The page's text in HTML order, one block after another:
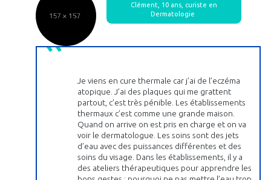
Clément, 10 ans, curiste en
Dermatologie
Je viens en cure thermale car j’ai de l’eczéma
atopique. J’ai des plaques qui me grattent
partout, c’est très pénible. Les établissements
thermaux c’est comme une grande maison.
Quand on arrive on est pris en charge et on va
voir le dermatologue. Les soins sont des jets
d’eau avec des puissances différentes et des
soins du visage. Dans les établissements, il y a
des ateliers thérapeutiques pour apprendre les